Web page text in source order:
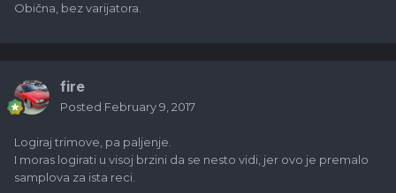
Obična, bez varijatora.
fire
Posted February 9, 2017
Logiraj trimove, pa paljenje.
I moras logirati u visoj brzini da se nesto vidi, jer ovo je premalo
samplova za ista reci.